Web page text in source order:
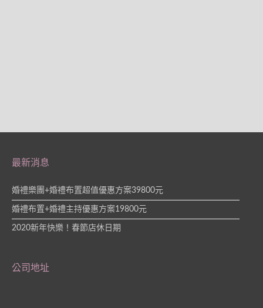
最新消息
婚禮樂團+婚禮布置超值優惠方案39800元
婚禮布置+婚禮主持優惠方案19800元
2020新年快樂！春節店休日期
公司地址